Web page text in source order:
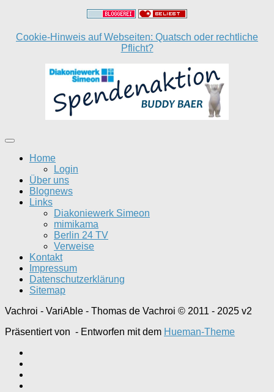
Cookie-Hinweis auf Webseiten: Quatsch oder rechtliche
Pflicht?
Home
Login
Über uns
Blognews
Links
Diakoniewerk Simeon
mimikama
Berlin 24 TV
Verweise
Kontakt
Impressum
Datenschutzerklärung
Sitemap
Vachroi - VariAble - Thomas de Vachroi © 2011 - 2025 v2
Präsentiert von - Entworfen mit dem Hueman-Theme